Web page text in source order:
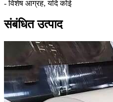
- विशेष आग्रह, यदि कोई
संबंधित उत्पाद